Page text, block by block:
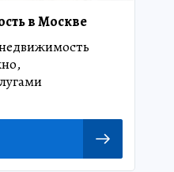
в Москве